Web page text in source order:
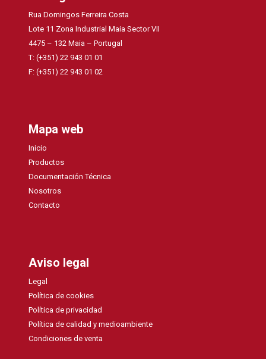
Rua Domingos Ferreira Costa
Lote 11 Zona Industrial Maia Sector VII
4475 – 132 Maia – Portugal
T: (+351) 22 943 01 01
F: (+351) 22 943 01 02
Mapa web
Inicio
Productos
Documentación Técnica
Nosotros
Contacto
Aviso legal
Legal
Política de cookies
Política de privacidad
Política de calidad y medioambiente
Condiciones de venta